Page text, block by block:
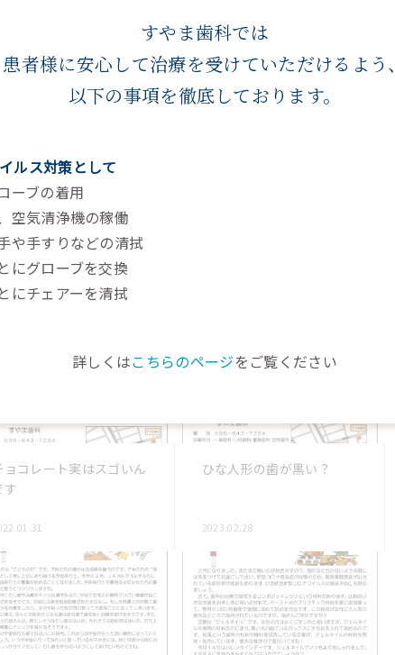
年末といえば大掃除！
関連記事
ョコレート実はスゴいん
す
ひな人形の歯が黒い？
2023.02.28
すやま歯科では
患者様に安心して治療を受けていただけるよう、
以下の事項を徹底しております。
ルス対策として
ーブの着用
空気清浄機の稼働
や手すりなどの清拭
にグローブを交換
にチェアーを清拭
詳しくはこちらのページをご覧ください